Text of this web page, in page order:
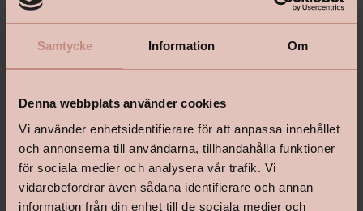
Samtycke Information Om
Denna webbplats använder cookies
Vi använder enhetsidentifierare för att anpassa innehållet
och annonserna till användarna, tillhandahålla funktioner
för sociala medier och analysera vår trafik. Vi
vidarebefordrar även sådana identifierare och annan
information från din enhet till de sociala medier och